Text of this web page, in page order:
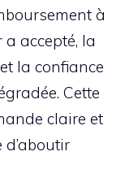
à
a accepté, la
la confiance
Cette
claire et